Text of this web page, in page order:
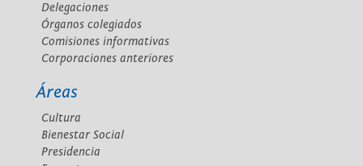
Delegaciones
Órganos colegiados
Comisiones informativas
Corporaciones anteriores
Áreas
Cultura
Bienestar Social
Presidencia